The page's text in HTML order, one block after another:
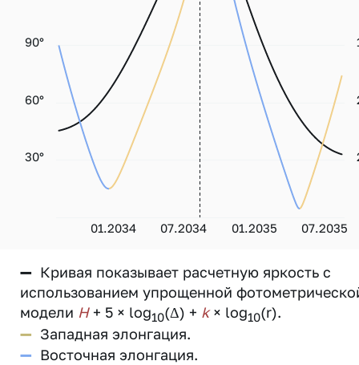
01.2034 07.2034 01.2035 07.2035
30°
60°
90°
— Кривая показывает расчетную яркость с
использованием упрощенной
модели H+ 5 × log10(Δ) + k× log10(r).
— Западная элонгация.
— Восточная элонгация.